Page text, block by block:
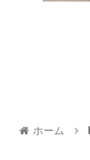
ホーム